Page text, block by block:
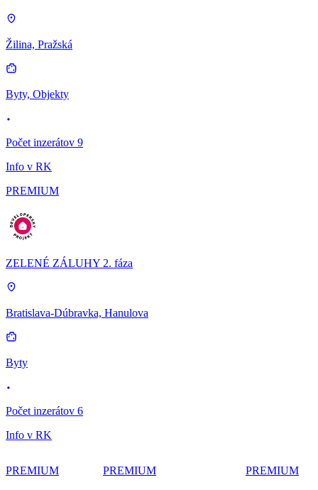
Žilina, Pražská
Byty, Objekty
Počet inzerátov 9
Info v RK
PREMIUM
ZELENÉ ZÁLUHY 2. fáza
Bratislava-Dúbravka, Hanulova
Byty
Počet inzerátov 6
Info v RK
PREMIUM PREMIUM PREMIUM